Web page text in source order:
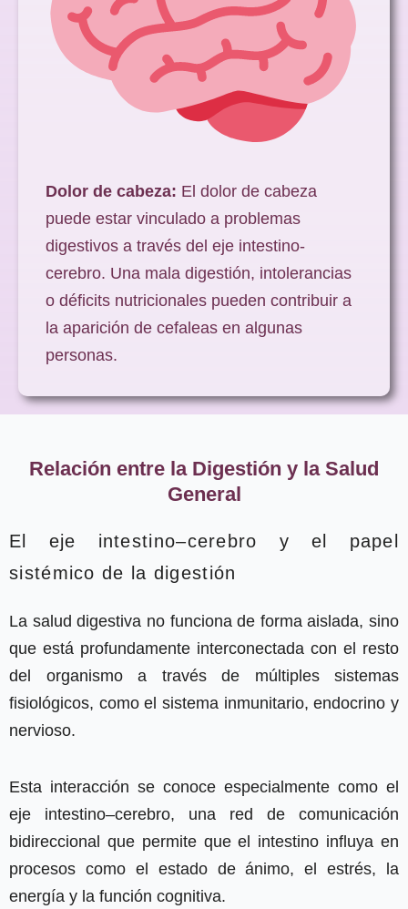
Dolor de cabeza: El dolor de cabeza
puede estar vinculado a problemas
digestivos a través del eje intestino-
cerebro. Una mala digestión, intolerancias
o déficits nutricionales pueden contribuir a
la aparición de cefaleas en algunas
personas.
Relación entre la Digestión y la Salud
General
El eje intestino–cerebro y el papel
sistémico de la digestión
La salud digestiva no funciona de forma aislada, sino
que está profundamente interconectada con el resto
del organismo a través de múltiples sistemas
fisiológicos, como el sistema inmunitario, endocrino y
nervioso.
Esta interacción se conoce especialmente como el
eje intestino–cerebro, una red de comunicación
bidireccional que permite que el intestino influya en
procesos como el estado de ánimo, el estrés, la
energía y la función cognitiva.